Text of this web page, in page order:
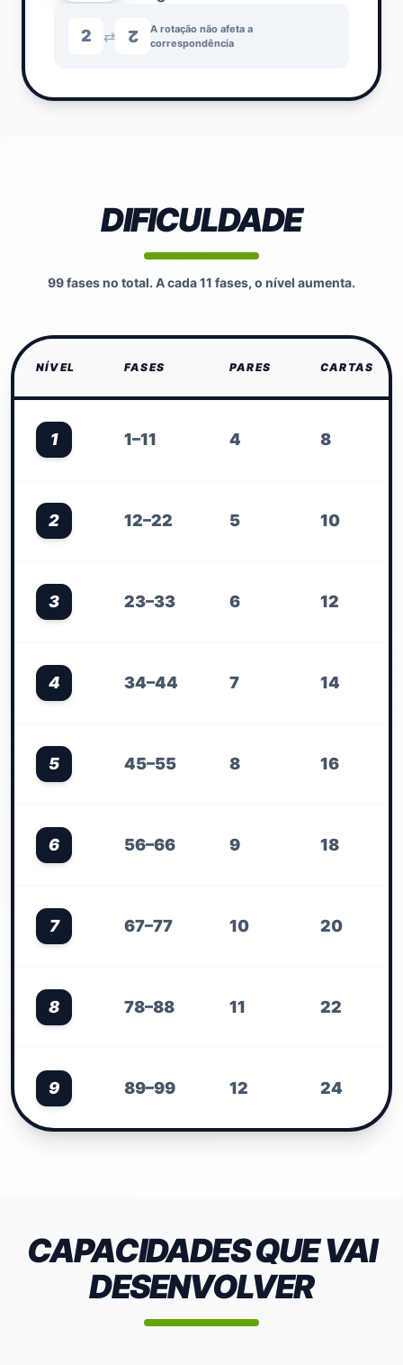
2 ⇄ 2
A rotação não afeta a
correspondência
DIFICULDADE
99 fases no total. A cada 11 fases, o nível aumenta.
NÍVEL FASES PARES CARTAS
1 1–11 4 8
2 12–22 5 10
3 23–33 6 12
4 34–44 7 14
5 45–55 8 16
6 56–66 9 18
7 67–77 10 20
8 78–88 11 22
9 89–99 12 24
CAPACIDADES QUE VAI
DESENVOLVER